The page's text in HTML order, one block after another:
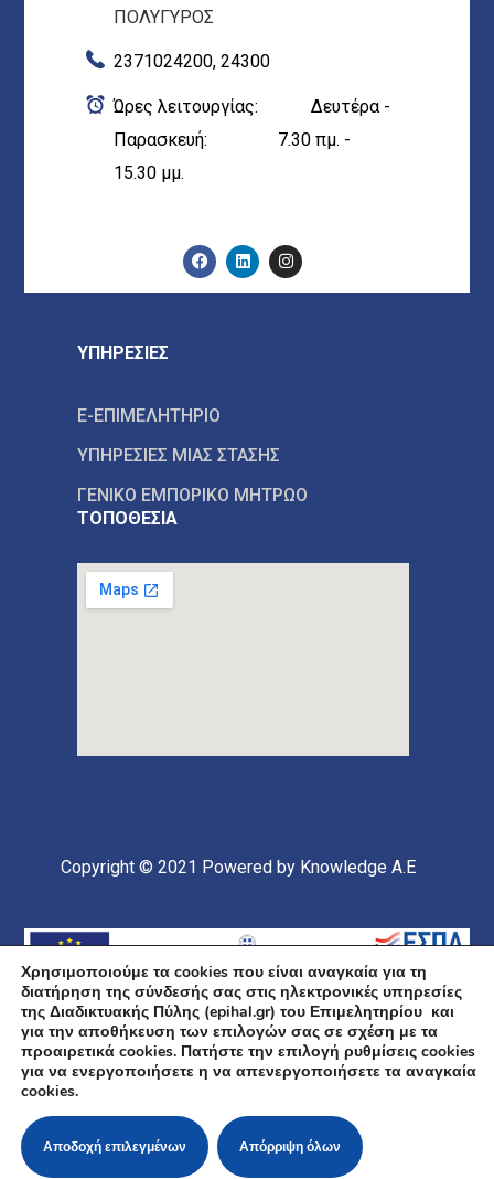
ΠΟΛΥΓΥΡΟΣ
2371024200, 24300
Ώρες λειτουργίας: Δευτέρα -
Παρασκευή: 7.30 πμ. -
15.30 μμ.
ΥΠΗΡΕΣΙΕΣ
E-ΕΠΙΜΕΛΗΤΗΡΙΟ
ΥΠΗΡΕΣΙΕΣ ΜΙΑΣ ΣΤΑΣΗΣ
ΓΕΝΙΚΟ ΕΜΠΟΡΙΚΟ ΜΗΤΡΩΟ
ΤΟΠΟΘΕΣΙΑ
Copyright © 2021 Powered by Knowledge A.E
Υποέργο 1 Πράξης: «Ανάπτυξη και Αναβάθμιση
Ηλεκτρονικής Υποδομής και Ψηφιακών Υπηρεσιών του
Επιμελητηρίου Χαλκιδικής» Επιχειρησιακό Πρόγραμμα
«Κεντρική Μακεδονία» Συγχρηματοδοτείται από την
Ευρωπαϊκή Ένωση (Ευρωπαϊκό Ταμείο Περιφερειακής
Ανάπτυξης ΕΤΠΑ) και από εθνικούς πόρους μέσω του
Χρησιμοποιούμε τα cookies που είναι αναγκαία για τη
διατήρηση της σύνδεσής σας στις ηλεκτρονικές υπηρεσίες
της Διαδικτυακής Πύλης (epihal.gr) του Επιμελητηρίου και
για την αποθήκευση των επιλογών σας σε σχέση με τα
προαιρετικά cookies. Πατήστε την επιλογή ρυθμίσεις cookies
για να ενεργοποιήσετε η να απενεργοποιήσετε τα αναγκαία
cookies.
Αποδοχή επιλεγμένων Απόρριψη όλων